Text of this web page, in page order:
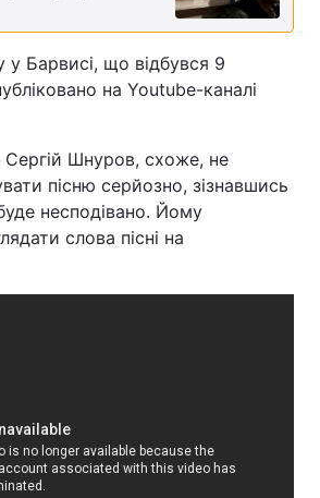
у Барвисі, що відбувся 9
на Youtube-каналі
Шнуров, схоже, не
пісню серйозно, зізнавшись
несподівано. Йому
слова пісні на